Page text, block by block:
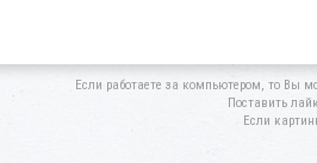
Если работаете за компьютером, то Вы
Поставить
Если